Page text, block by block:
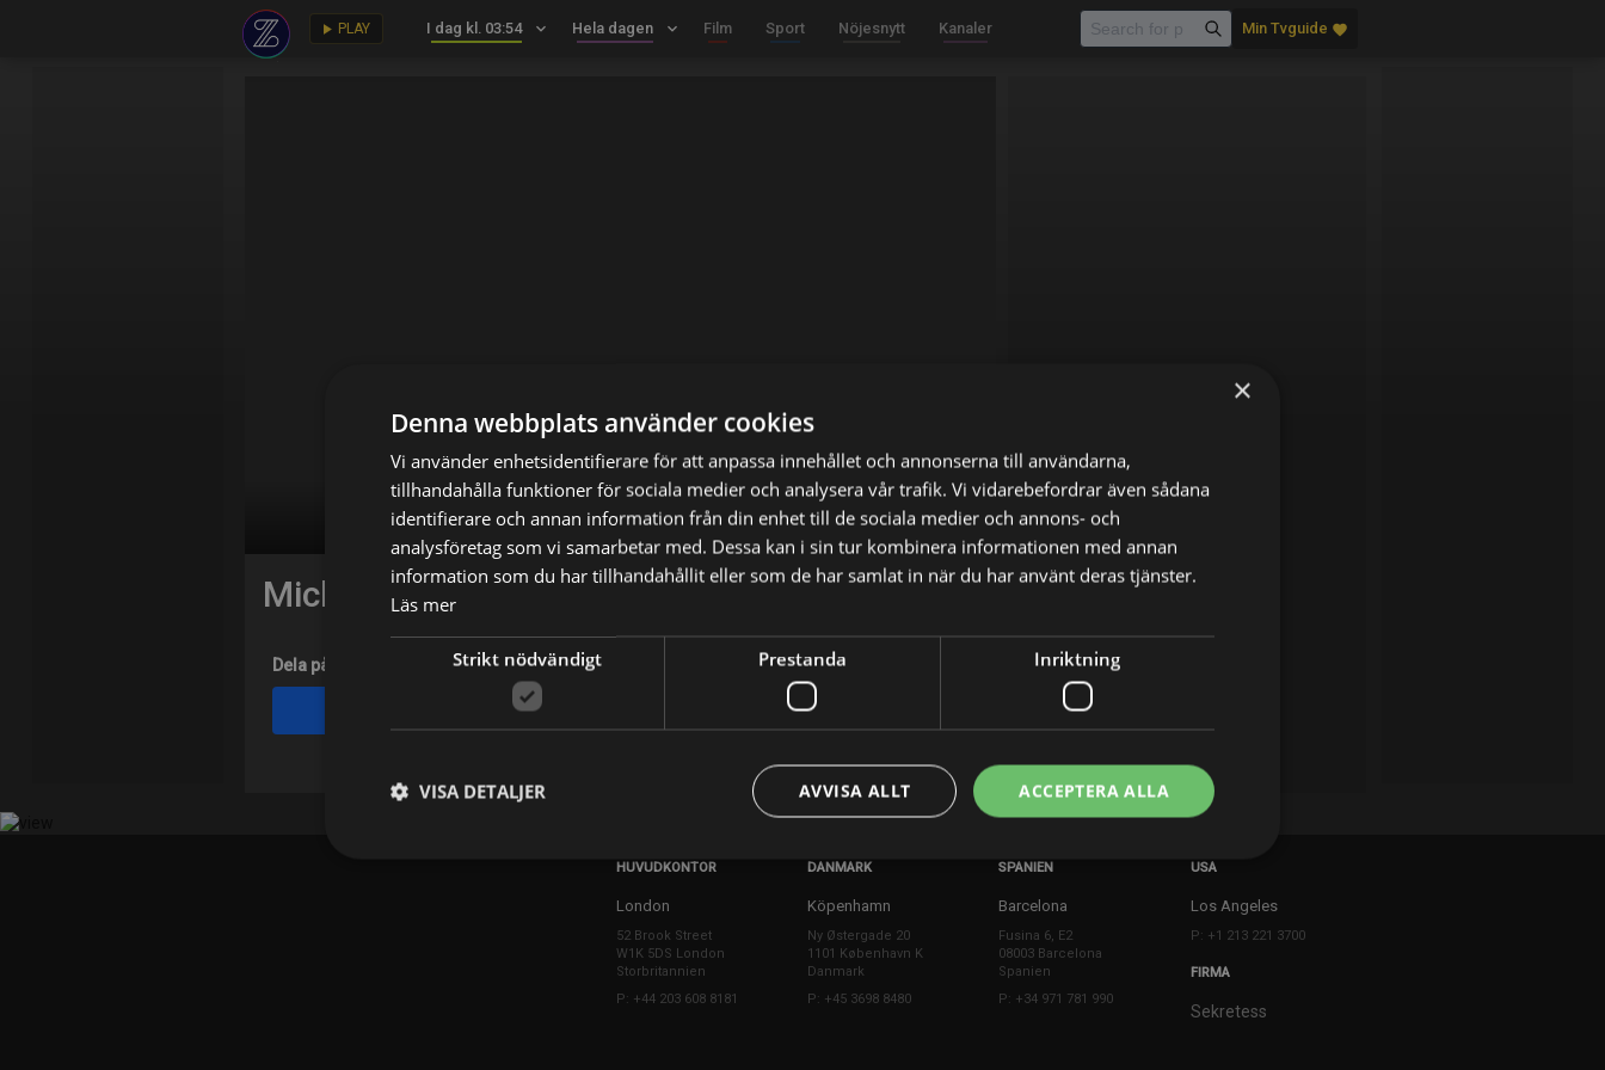
play_arrow PLAY I dag kl. 03:54 keyboard_arrow_down Hela dagen keyboard_arrow_down Film Sport Nöjesnytt Kanaler Min Tvguide favorite
Michael Skinner
Dela på
HUVUDKONTOR
London
52 Brook Street
W1K 5DS London
Storbritannien
P: +44 203 608 8181
DANMARK
Köpenhamn
Ny Østergade 20
1101 København K
Danmark
P: +45 3698 8480
SPANIEN
Barcelona
Fusina 6, E2
08003 Barcelona
Spanien
P: +34 971 781 990
USA
Los Angeles
P: +1 213 221 3700
FIRMA
Sekretess
×
Denna webbplats använder cookies
Vi använder enhetsidentifierare för att anpassa innehållet och annonserna till användarna,
tillhandahålla funktioner för sociala medier och analysera vår trafik. Vi vidarebefordrar även sådana
identifierare och annan information från din enhet till de sociala medier och annons- och
analysföretag som vi samarbetar med. Dessa kan i sin tur kombinera informationen med annan
information som du har tillhandahållit eller som de har samlat in när du har använt deras tjänster.
Läs mer
Strikt nödvändigt Prestanda Inriktning
ACCEPTERA ALLA
AVVISA ALLT
VISA DETALJER